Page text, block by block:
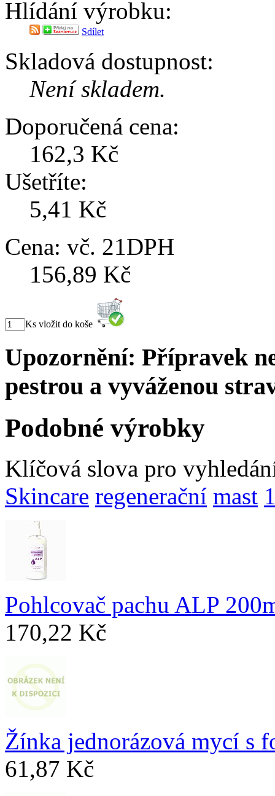
Hlídání výrobku:
Sdílet
Skladová dostupnost:
Není skladem.
Doporučená cena:
162,3 Kč
Ušetříte:
5,41 Kč
Cena: vč. 21DPH
156,89 Kč
Ks vložit do koše
Upozornění: Přípravek
pestrou a vyváženou
Podobné výrobky
Klíčová slova pro
Skincare regenerační mast
Pohlcovač pachu ALP
170,22 Kč
Žínka jednorázová mycí s
61,87 Kč